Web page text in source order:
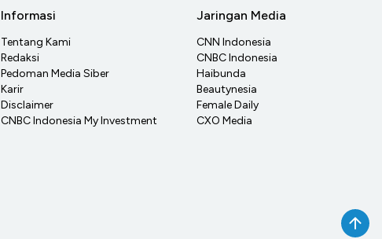
Informasi
Tentang Kami
Redaksi
Pedoman Media Siber
Karir
Disclaimer
CNBC Indonesia My Investment
Jaringan Media
CNN Indonesia
CNBC Indonesia
Haibunda
Beautynesia
Female Daily
CXO Media